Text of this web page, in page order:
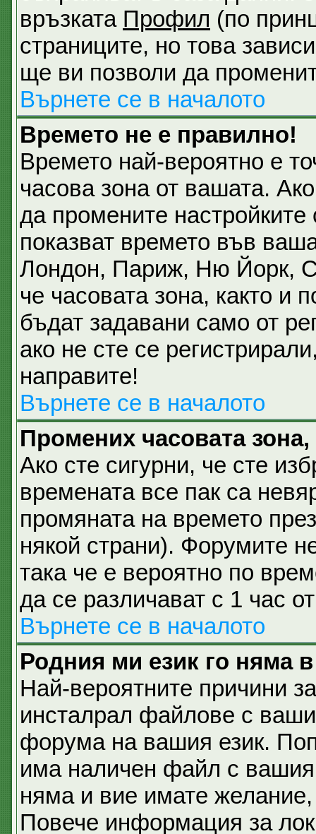
връзката Профил (по
страниците, но това
ще ви позволи да
Върнете се в началото
Времето не е правилно!
Времето най-вероятно е
часова зона от вашата.
да промените
показват времето във
Лондон, Париж, Ню Йорк,
че часовата зона, както и
бъдат задавани само от
ако не сте се
направите!
Върнете се в началото
Промених часовата
Ако сте сигурни, че сте
времената все пак са
промяната на времето
някой страни). Форумите
така че е вероятно по
да се различават с 1 час
Върнете се в началото
Родния ми език го няма
Най-вероятните причини
инсталрал файлове с
форума на вашия език.
има наличен файл с вашия
няма и вие имате
Повече информация за